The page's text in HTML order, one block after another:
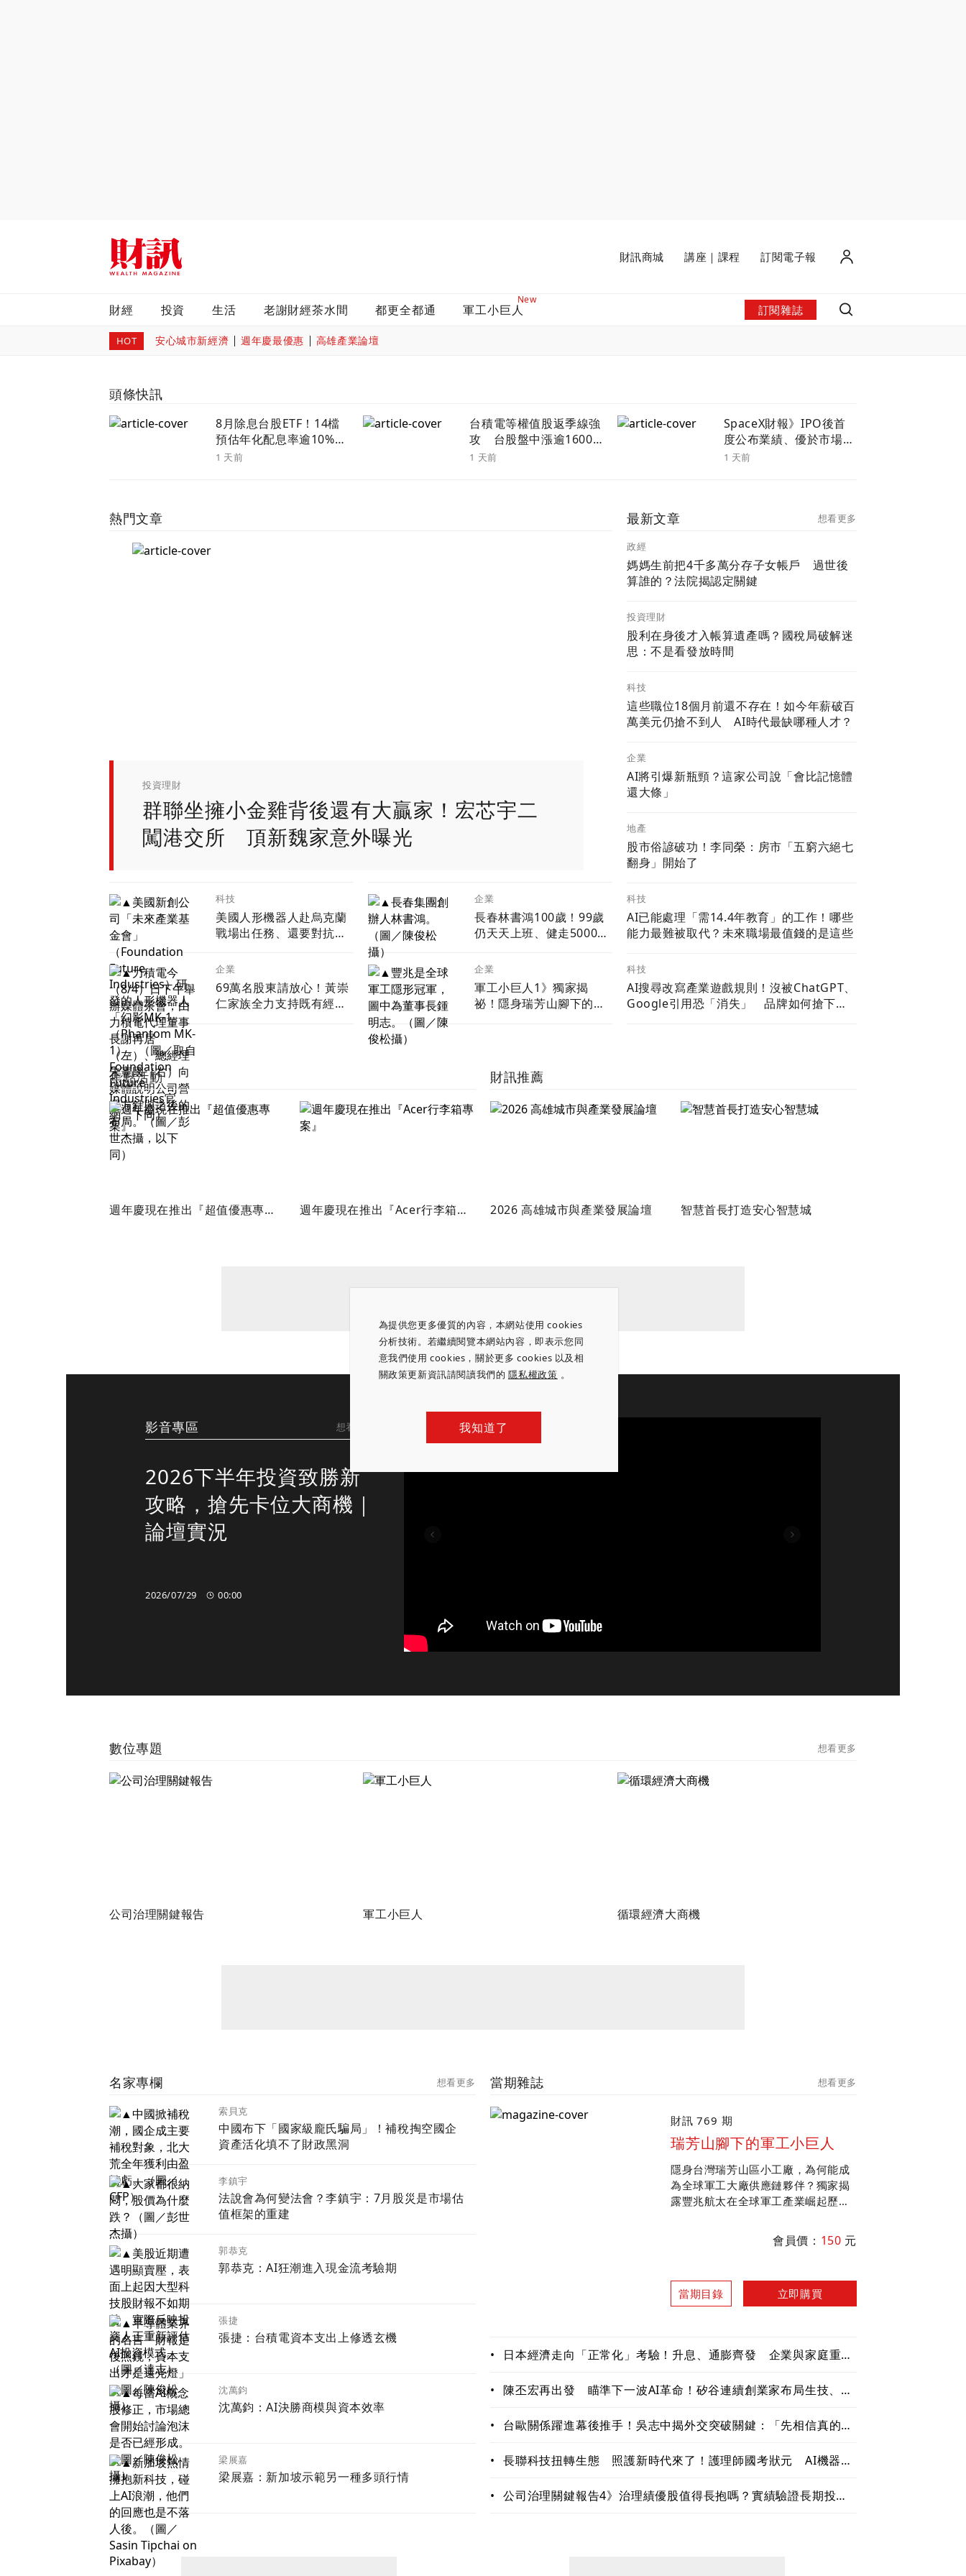
財訊商城 講座｜課程 訂閱電子報
財經 投資 生活 老謝財經茶水間 都更全都通
New
軍工小巨人 訂閱雜誌
為提供您更多優質的內容，本網站使用 cookies
分析技術。若繼續閱覽本網站內容，即表示您同
意我們使用 cookies，關於更多 cookies 以及相
關政策更新資訊請閱讀我們的 隱私權政策 。
我知道了
HOT 安心城市新經濟 週年慶最優惠 高雄產業論壇
頭條快訊
8月除息台股ETF！14檔
預估年化配息率逾10%
留意最後買進日
1 天前
台積電等權值股返季線強
攻 台股盤中漲逾1600
點寫歷史第七大漲點
1 天前
SpaceX財報》IPO後首
度公布業績、優於市場預
期但仍虧損 馬斯克等高
1 天前
熱門文章
金融圈
只是改讓兒子繳保費竟挨罰？一次看懂「變
更要保人」的補稅地雷
科技
企業
投資理財
投資理財
科技
美國人形機器人赴烏克蘭
戰場出任務、還要對抗中
Ryzen AI嵌入式X100系列
處理器
企業
長春林書鴻100歲！99歲
仍天天上班、健走5000
律人生曝光
企業
69萬名股東請放心！黃崇
仁家族全力支持既有經營
企業
軍工小巨人1》獨家揭
祕！隱身瑞芳山腳下的軍
最新文章 想看更多
政經
媽媽生前把4千多萬分存子女帳戶 過世後
算誰的？法院揭認定關鍵
投資理財
股利在身後才入帳算遺產嗎？國稅局破解迷
思：不是看發放時間
科技
這些職位18個月前還不存在！如今年薪破百
萬美元仍搶不到人 AI時代最缺哪種人才？
企業
AI將引爆新瓶頸？這家公司說「會比記憶體
還大條」
地產
股市俗諺破功！李同榮：房市「五窮六絕七
翻身」開始了
科技
AI已能處理「需14.4年教育」的工作！哪些
能力最難被取代？未來職場最值錢的是這些
科技
AI搜尋改寫產業遊戲規則！沒被ChatGPT、
Google引用恐「消失」 品牌如何搶下話
焦點活動
週年慶現在推出『超值優惠專
週年慶現在推出『Acer行李箱專
財訊推薦
2026 高雄城市與產業發展論壇 智慧首長打造安心智慧城
影音專區 想看更多
2026下半年投資致勝新
攻略，搶先卡位大商機｜
論壇實況
2026/07/29 00:00
00:00
00:00
數位專題 想看更多
公司治理關鍵報告 軍工小巨人 循環經濟大商機
名家專欄 想看更多
索貝克
中國布下「國家級龐氏騙局」！補稅掏空國企
資產活化填不了財政黑洞
李鎮宇
法說會為何變法會？李鎮宇：7月股災是市場估
值框架的重建
郭恭克
郭恭克：AI狂潮進入現金流考驗期
張捷
張捷：台積電資本支出上修透玄機
沈萬鈞
沈萬鈞：AI決勝商模與資本效率
梁展嘉
梁展嘉：新加坡示範另一種多頭行情
當期雜誌 想看更多
財訊 769 期
瑞芳山腳下的軍工小巨人
隱身台灣瑞芳山區小工廠，為何能成
為全球軍工大廠供應鏈夥伴？獨家揭
露豐兆航太在全球軍工產業崛起歷
工產業合作，盤點軍工產業鏈投資機
當期目錄 立即購買
會員價： 150 元
•
日本經濟走向「正常化」考驗！升息、通膨齊發 企業與家庭重新
• 陳丕宏再出發 瞄準下一波AI革命！矽谷連續創業家布局生技、機
•
台歐關係躍進幕後推手！吳志中揭外交突破關鍵：「先相信真的可
• 長聯科技扭轉生態 照護新時代來了！護理師國考狀元 AI機器人
• 公司治理關鍵報告4》治理績優股值得長抱嗎？實績驗證長期投資